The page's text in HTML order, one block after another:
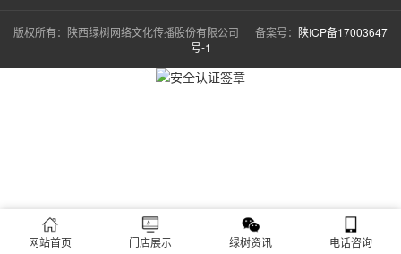
版权所有：陕西绿树网络文化传播股份有限公司 备案号： 陕ICP备17003647
号-1
网站首页 门店展示 绿树资讯 电话咨询